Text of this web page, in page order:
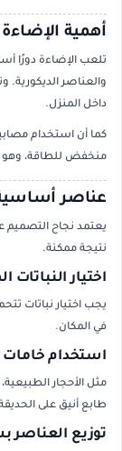
أهمية
تلعب الإضاءة دورًا
والعناصر الديكورية.
داخل المنزل.
منخفض للطاقة، وهو
عناصر
يعتمد نجاح
نتيجة ممكنة.
اختيار النباتات
يجب اختيار نباتات
في المكان.
استخدام خامات
مثل الأحجار
طابع أنيق على
توزيع العناصر